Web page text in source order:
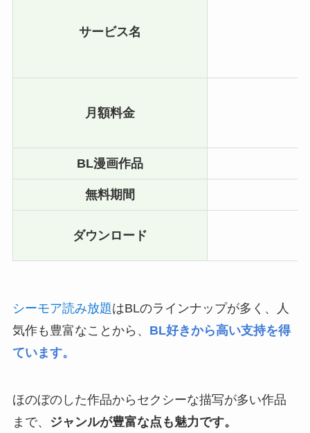
サービス名
月額料金
BL漫画作品
無料期間
ダウンロード
シーモア読み放題はBLのラインナップが多く、人
気作も豊富なことから、 BL好きから高い支持を得
ています。
ほのぼのした作品からセクシーな描写が多い作品
まで、
ジャンルが豊富な点も魅力です。